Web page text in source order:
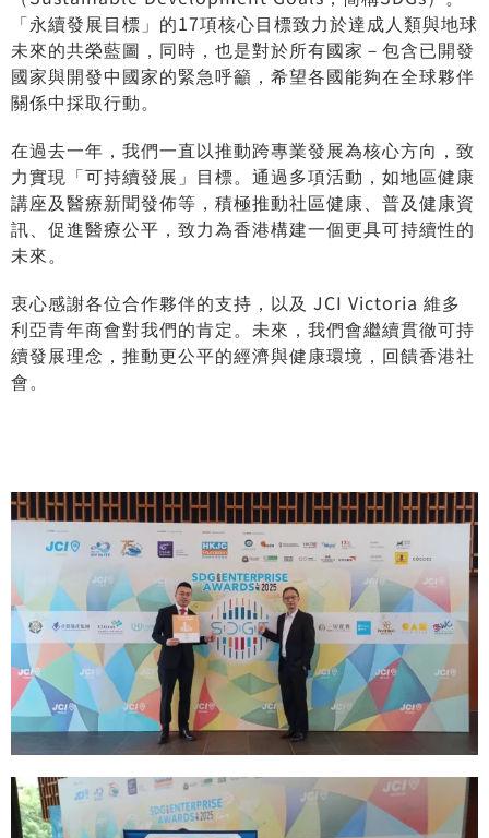
「永續發展目標」的17項核心目標致力於達成人類與地球
未來的共榮藍圖，同時，也是對於所有國家－包含已開發
國家與開發中國家的緊急呼籲，希望各國能夠在全球夥伴
關係中採取行動。
在過去一年，我們一直以推動跨專業發展為核心方向，致
力實現「可持續發展」目標。通過多項活動，如地區健康
講座及醫療新聞發佈等，積極推動社區健康、普及健康資
訊、促進醫療公平，致力為香港構建一個更具可持續性的
未來。
衷心感謝各位合作夥伴的支持，以及 JCI Victoria 維多
利亞青年商會對我們的肯定。未來，我們會繼續貫徹可持
續發展理念，推動更公平的經濟與健康環境，回饋香港社
會。